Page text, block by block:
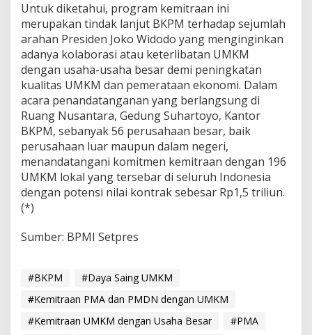
Untuk diketahui, program kemitraan ini
merupakan tindak lanjut BKPM terhadap sejumlah
arahan Presiden Joko Widodo yang menginginkan
adanya kolaborasi atau keterlibatan UMKM
dengan usaha-usaha besar demi peningkatan
kualitas UMKM dan pemerataan ekonomi. Dalam
acara penandatanganan yang berlangsung di
Ruang Nusantara, Gedung Suhartoyo, Kantor
BKPM, sebanyak 56 perusahaan besar, baik
perusahaan luar maupun dalam negeri,
menandatangani komitmen kemitraan dengan 196
UMKM lokal yang tersebar di seluruh Indonesia
dengan potensi nilai kontrak sebesar Rp1,5 triliun.
(*)
Sumber: BPMI Setpres
#BKPM
#Daya Saing UMKM
#Kemitraan PMA dan PMDN dengan UMKM
#Kemitraan UMKM dengan Usaha Besar
#PMA